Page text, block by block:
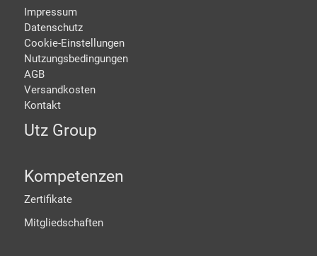
Impressum
Datenschutz
Cookie-Einstellungen
Nutzungsbedingungen
AGB
Versandkosten
Kontakt
Utz Group
Kompetenzen
Zertifikate
Mitgliedschaften